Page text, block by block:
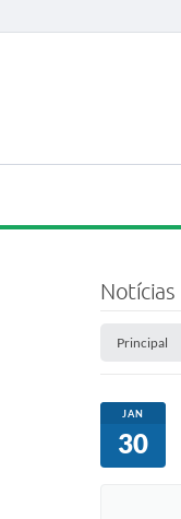
Notícias
Principal
JAN
30